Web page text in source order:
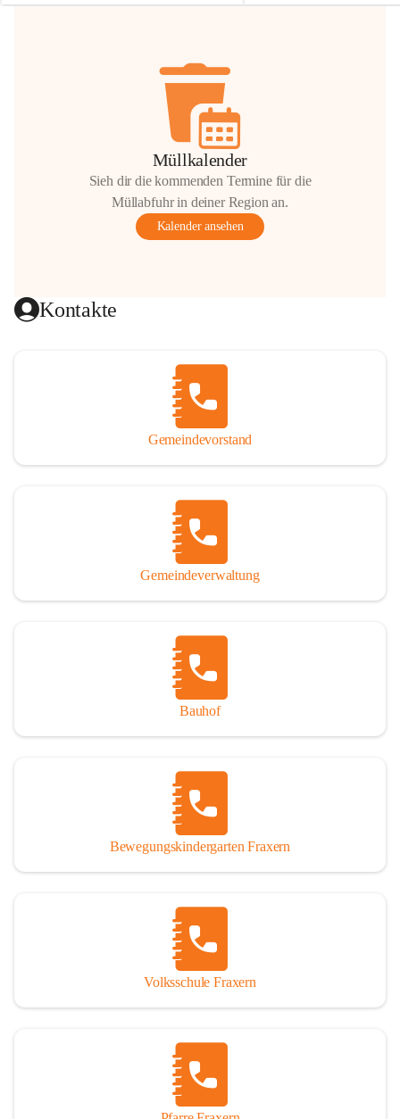
Hilfsbereitschaft!
Müllkalender
Sieh dir die kommenden Termine für die
Müllabfuhr in deiner Region an.
Kalender ansehen
Kontakte
Gemeindevorstand
Gemeindeverwaltung
Bauhof
Bewegungskindergarten Fraxern
Volksschule Fraxern